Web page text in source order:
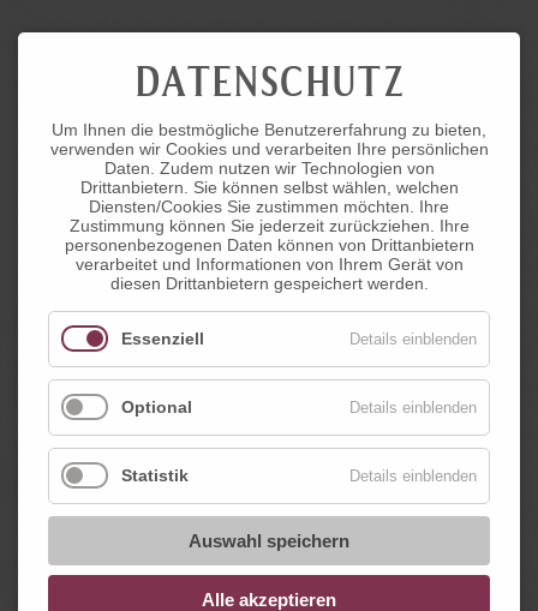
Anfahrt
DATENSCHUTZ
Um Ihnen die bestmögliche Benutzererfahrung zu bieten,
verwenden wir Cookies und verarbeiten Ihre persönlichen
Daten. Zudem nutzen wir Technologien von
Drittanbietern. Sie können selbst wählen, welchen
Diensten/Cookies Sie zustimmen möchten. Ihre
Zustimmung können Sie jederzeit zurückziehen. Ihre
personenbezogenen Daten können von Drittanbietern
verarbeitet und Informationen von Ihrem Gerät von
diesen Drittanbietern gespeichert werden.
Essenziell Details einblenden
Optional Details einblenden
Statistik Details einblenden
Auswahl speichern
Alle akzeptieren